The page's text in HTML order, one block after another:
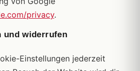
privacy.
und widerrufen
Einstellungen jederzeit